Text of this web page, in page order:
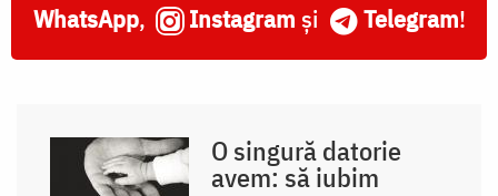
WhatsApp, Instagram și Telegram!
O singură datorie
avem: să iubim